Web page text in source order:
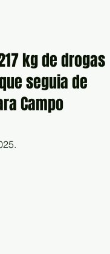
kg de drogas
seguia de
Campo